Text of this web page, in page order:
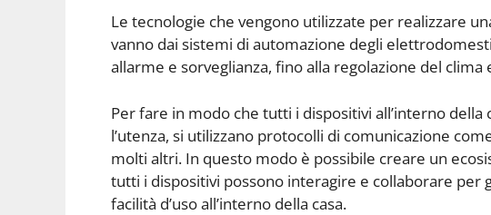
Le tecnologie che vengono utilizzate per realizzare
vanno dai sistemi di automazione degli
allarme e sorveglianza, fino alla regolazione del
Per fare in modo che tutti i dispositivi all’interno
l’utenza, si utilizzano protocolli di comunicazione
molti altri. In questo modo è possibile creare un
tutti i dispositivi possono interagire e collaborare per
facilità d’uso all’interno della casa.